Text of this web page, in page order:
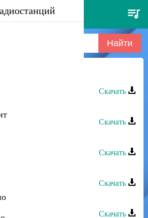
- мадина
Мадина
Скачать
Скачать
Лезги руш
Скачать
Скачать
Друзья
Скачать